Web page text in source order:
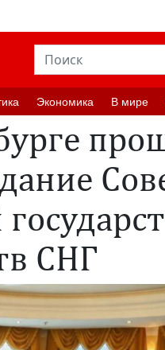
Экономика В мире
СНГ